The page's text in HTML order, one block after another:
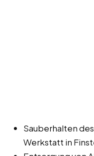
Sauberhalten
Werkstatt in